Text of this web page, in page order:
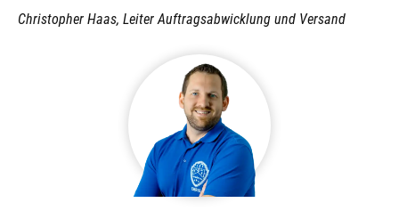
Christopher Haas, Leiter Auftragsabwicklung und Versand